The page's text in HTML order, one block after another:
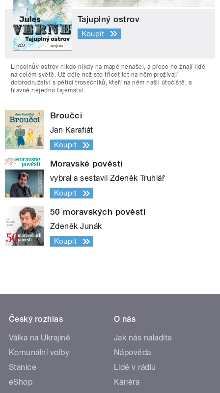
Tajuplný ostrov
Koupit
Lincolnův ostrov nikdo nikdy na mapě nenašel, a přece ho znají lidé
na celém světě. Už déle než sto třicet let na něm prožívají
dobrodružství s pěticí trosečníků, kteří na něm našli útočiště, a
hlavně nejedno tajemství.
Broučci
Jan Karafiát
Koupit
Moravské pověsti
vybral a sestavil Zdeněk Truhlář
Koupit
50 moravských pověstí
Zdeněk Junák
Koupit
Český rozhlas
Válka na Ukrajině
Komunální volby
Stanice
eShop
O nás
Jak nás naladíte
Nápověda
Lidé v rádiu
Kariéra